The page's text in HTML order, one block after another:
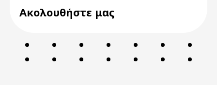
Ακολουθήστε μας